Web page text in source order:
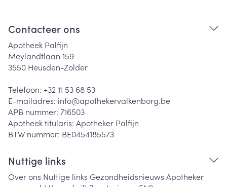
Contacteer ons
Apotheek Palfijn
Meylandtlaan 159
3550 Heusden-Zolder
Telefoon: +32 11 53 68 53
E-mailadres: info@apothekervalkenborg.be
APB nummer: 716503
Apotheek titularis: Apotheker Palfijn
BTW nummer: BE0454185573
Nuttige links
Over ons Nuttige links Gezondheidsnieuws Apotheker